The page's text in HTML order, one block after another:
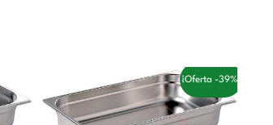
¡Oferta -39%!
precio
original
era:
precio
actual